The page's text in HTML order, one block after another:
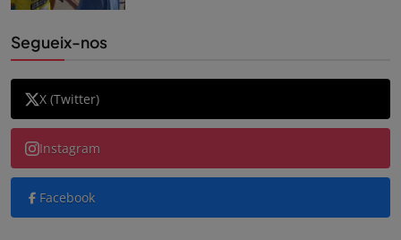
Segueix-nos
X (Twitter)
Instagram
Facebook